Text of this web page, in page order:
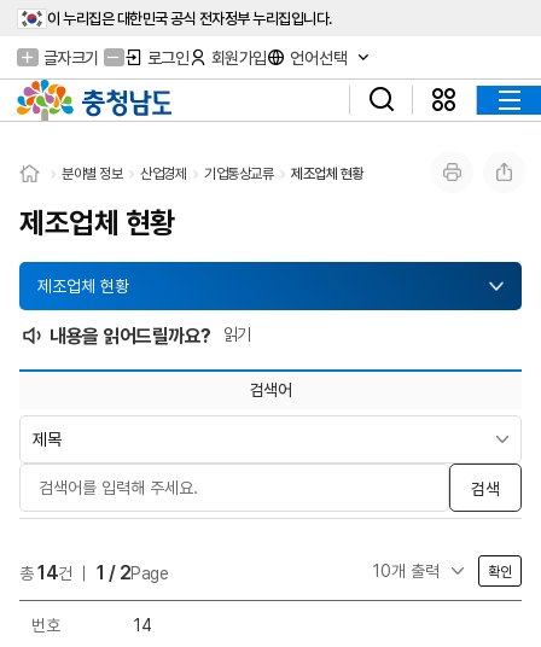
이 누리집은 대한민국 공식 전자정부 누리집입니다.
글자크기 로그인 회원가입 언어선택
분야별 정보 산업경제 기업통상교류 제조업체 현황
제조업체 현황
제조업체 현황
내용을 읽어드릴까요? 읽기
검색어
검색
총14건 1 / 2Page 확인
번호 14